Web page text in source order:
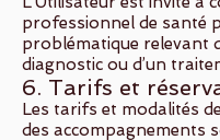
professionnel de santé
problématique relevant
diagnostic ou d’un
6. Tarifs et
Les tarifs et modalités
des accompagnements